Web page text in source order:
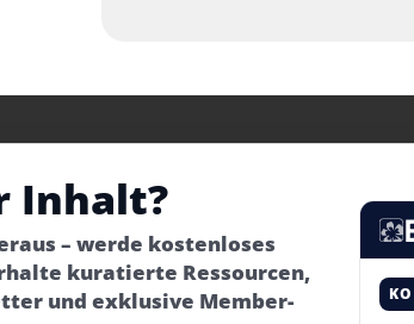
Inhalt?
– werde kostenloses
kuratierte Ressourcen,
und exklusive Member-